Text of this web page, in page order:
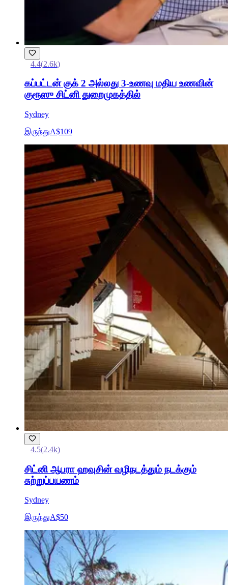
4.4(2.6k)
கப்பட்டன் குக் 2 அல்லது 3-உணவு மதிய உணவின்
குரூஸு சிட்னி துறைமுகத்தில்
Sydney
இருந்துA$109
4.5(2.4k)
சிட்னி ஆபரா ஹவுசின் வழிநடத்தும் நடக்கும்
சுற்றுப்பயணம்
Sydney
இருந்துA$50